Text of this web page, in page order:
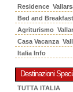
Residence
Bed and
Agriturismo
Casa Vacanza
Italia Info
Destinazioni
TUTTA ITALIA